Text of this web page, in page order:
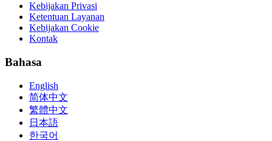
Kebijakan Privasi
Ketentuan Layanan
Kebijakan Cookie
Kontak
Bahasa
English
简体中文
繁體中文
日本語
한국어